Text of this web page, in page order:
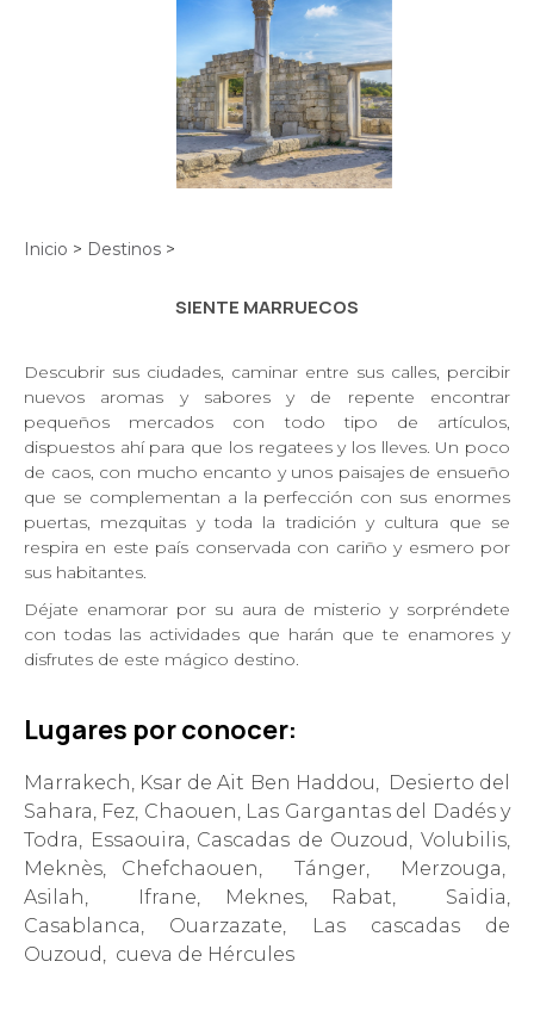
Inicio > Destinos >
SIENTE MARRUECOS
Descubrir sus ciudades, caminar entre sus calles, percibir
nuevos aromas y sabores y de repente encontrar
pequeños mercados con todo tipo de artículos,
dispuestos ahí para que los regatees y los lleves. Un poco
de caos, con mucho encanto y unos paisajes de ensueño
que se complementan a la perfección con sus enormes
puertas, mezquitas y toda la tradición y cultura que se
respira en este país conservada con cariño y esmero por
sus habitantes.
Déjate enamorar por su aura de misterio y sorpréndete
con todas las actividades que harán quete enamores y
disfrutes de este mágico destino.
Lugares por conocer:
Marrakech, Ksar de Ait Ben Haddou, Desierto del
Sahara, Fez, Chaouen, Las Gargantas del Dadés y
Todra, Essaouira, Cascadas de Ouzoud, Volubilis,
Meknès, Chefchaouen, Tánger, Merzouga,
Asilah, Ifrane, Meknes, Rabat, Saidia,
Casablanca, Ouarzazate, Las cascadas de
Ouzoud, cueva de Hércules